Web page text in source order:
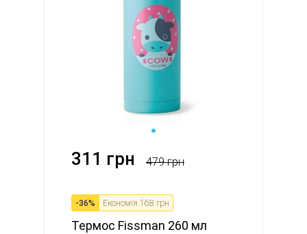
311 грн 479 грн
-36% Економія 168 грн
Термос Fissman 260 мл